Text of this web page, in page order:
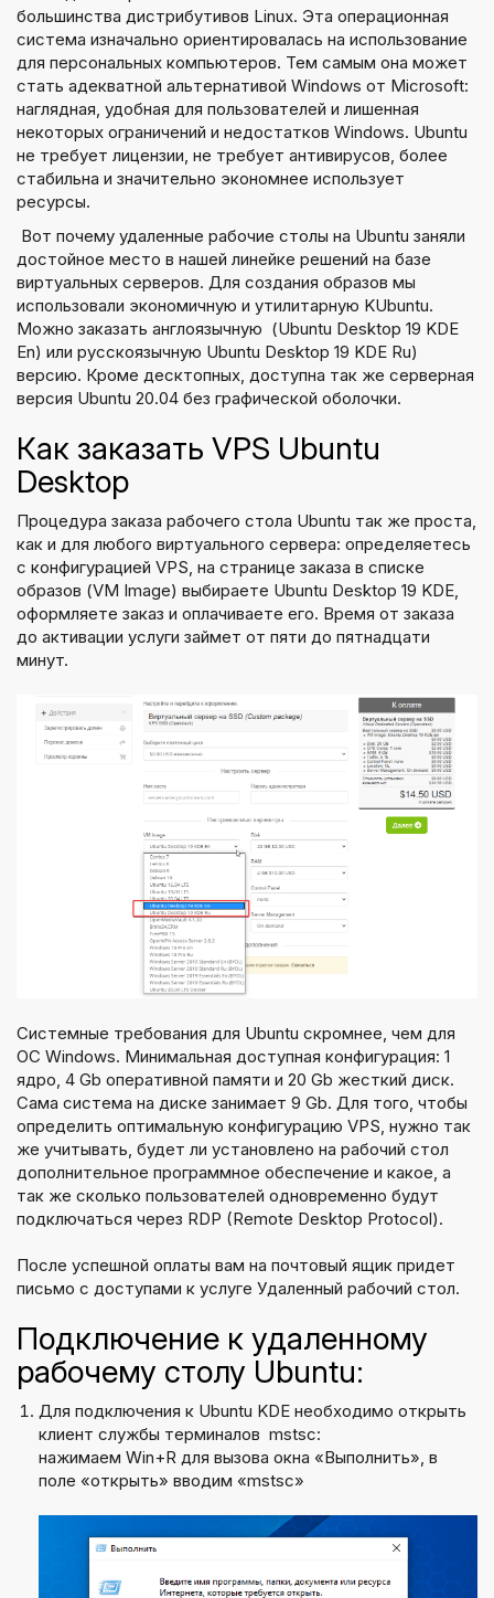
большинства дистрибутивов Linux. Эта операционная
система изначально ориентировалась на использование
для персональных компьютеров. Тем самым она может
стать адекватной альтернативой Windows от Microsoft:
наглядная, удобная для пользователей и лишенная
некоторых ограничений и недостатков Windows. Ubuntu
не требует лицензии, не требует антивирусов, более
стабильна и значительно экономнее использует
ресурсы.
Вот почему удаленные рабочие столы на Ubuntu заняли
достойное место в нашей линейке решений на базе
виртуальных серверов. Для создания образов мы
использовали экономичную и утилитарную KUbuntu.
Можно заказать англоязычную (Ubuntu Desktop 19 KDE
En) или русскоязычную Ubuntu Desktop 19 KDE Ru)
версию. Кроме десктопных, доступна так же серверная
версия Ubuntu 20.04 без графической оболочки.
Как заказать VPS Ubuntu
Desktop
Процедура заказа рабочего стола Ubuntu так же проста,
как и для любого виртуального сервера: определяетесь
с конфигурацией VPS, на странице заказа в списке
образов (VM Image) выбираете Ubuntu Desktop 19 KDE,
оформляете заказ и оплачиваете его. Время от заказа
до активации услуги займет от пяти до пятнадцати
минут.
Системные требования для Ubuntu скромнее, чем для
OC Windows. Минимальная доступная конфигурация: 1
ядро, 4 Gb оперативной памяти и 20 Gb жесткий диск.
Сама система на диске занимает 9 Gb. Для того, чтобы
определить оптимальную конфигурацию VPS, нужно так
же учитывать, будет ли установлено на рабочий стол
дополнительное программное обеспечение и какое, а
так же сколько пользователей одновременно будут
подключаться через RDP (Remote Desktop Protocol).
После успешной оплаты вам на почтовый ящик придет
письмо с доступами к услуге Удаленный рабочий стол.
Подключение к удаленному
рабочему столу Ubuntu:
Для подключения к Ubuntu KDE необходимо открыть
клиент службы терминалов mstsc:
нажимаем Win+R для вызова окна «Выполнить», в
поле «открыть» вводим «mstsc»